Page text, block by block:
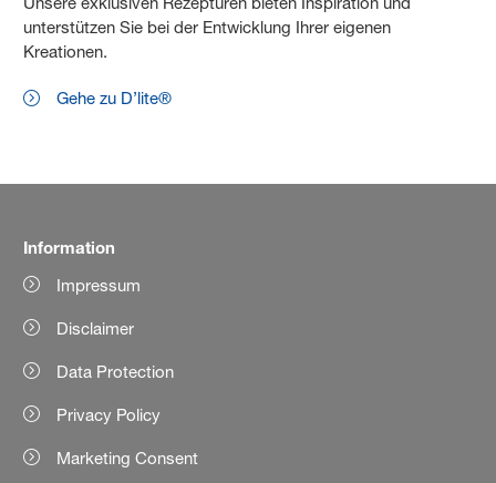
unterstützen Sie bei der Entwicklung Ihrer eigenen
Kreationen.
Gehe zu D’lite®
Information
Impressum
Disclaimer
Data Protection
Privacy Policy
Marketing Consent